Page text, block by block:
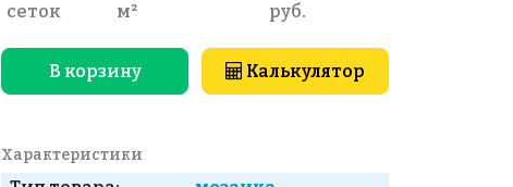
сеток м² руб.
В корзину Калькулятор
Характеристики